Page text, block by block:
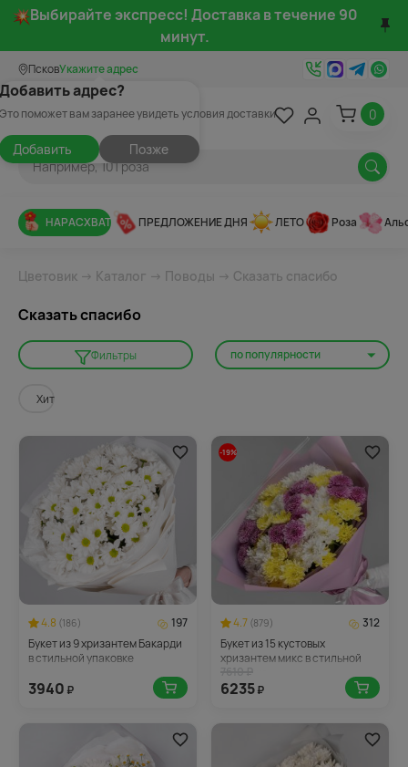
Выбирайте экспресс! Доставка в течение 90
минут.
ПсковУкажите адрес
адрес?
поможет вам заранее увидеть условия доставки
Добавить Позже
0
НАРАСХВАТ ПРЕДЛОЖЕНИЕ ДНЯ ЛЕТО Роза
Цветовик → Каталог → Поводы → Сказать спасибо
Сказать спасибо
Фильтры по популярности
Хит
4.8 (186)
197
Букет из 9 хризантем Бакарди
в стильной упаковке
3940 ₽
-19%
4.7 (879)
312
Букет из 15 кустовых
хризантем микс в стильной
упаковке
7610 ₽
6235₽